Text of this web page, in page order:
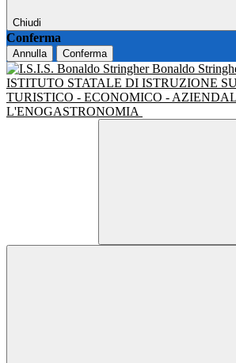
Chiudi
Conferma
Annulla Conferma
Bonaldo
ISTITUTO STATALE DI ISTRUZIONE
TURISTICO - ECONOMICO -
L'ENOGASTRONOMIA